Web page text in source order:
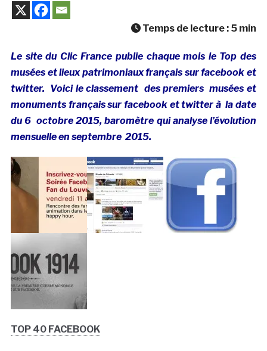
Temps de lecture : 5 min
Le site du Clic France publie chaque mois le Top des
musées et lieux patrimoniaux français sur facebook et
twitter. Voici le classement des premiers musées et
monuments français sur facebook et twitter à la date
du 6 octobre 2015, baromètre qui analyse l’évolution
mensuelle en septembre 2015.
TOP 40 FACEBOOK